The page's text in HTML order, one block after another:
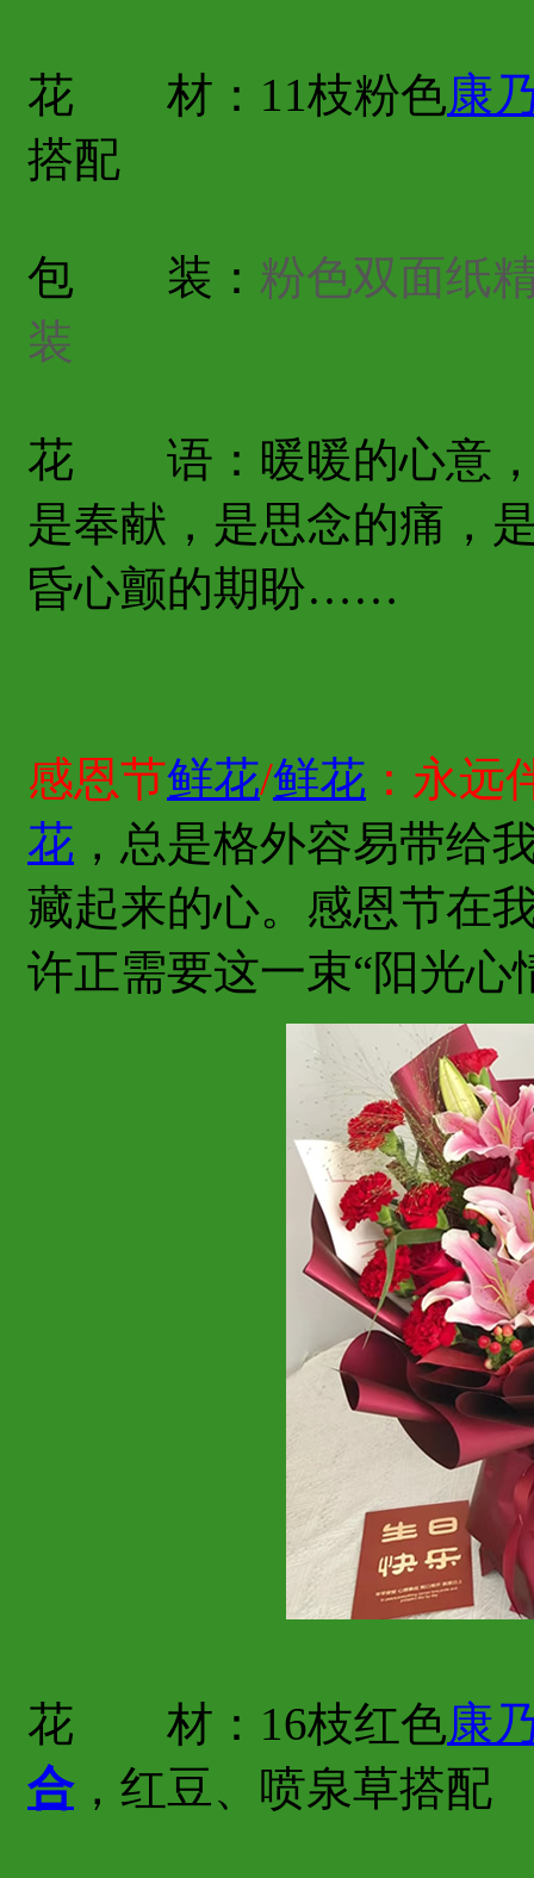
花 材：11枝粉色康
搭配
包 装： 粉色双面纸
装
花 语：暖暖的心意，
是奉献，是思念的痛，
昏心颤的期盼……
感恩节鲜花/鲜花 ：永远
花 ，总是格外容易带给
藏起来的心。感恩节在
许正需要这一束“阳光心
花 材：16枝红色康
合，红豆、喷泉草搭配